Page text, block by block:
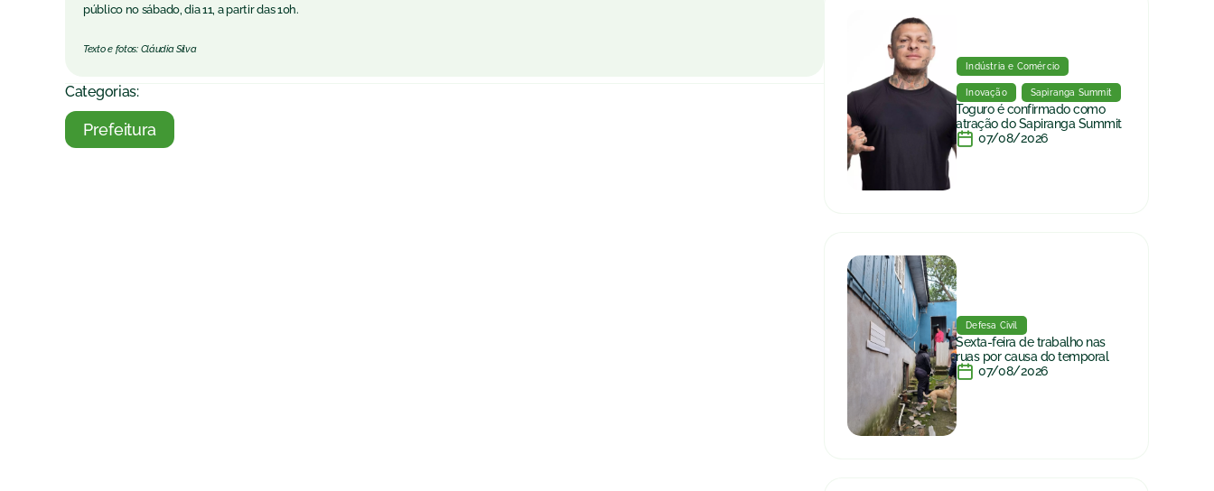
público no sábado, dia 11, a partir das 10h.
Texto e fotos: Cláudia Silva
Categorias:
Prefeitura
Indústria e Comércio
Inovação Sapiranga Summit
Toguro é confirmado como
atração do Sapiranga Summit
07/08/2026
Defesa Civil
Sexta-feira de trabalho nas
ruas por causa do temporal
07/08/2026